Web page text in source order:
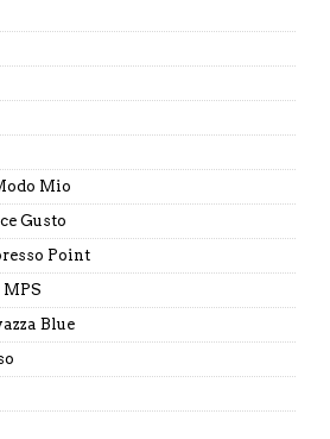
Mio
Gusto
Point
Blue